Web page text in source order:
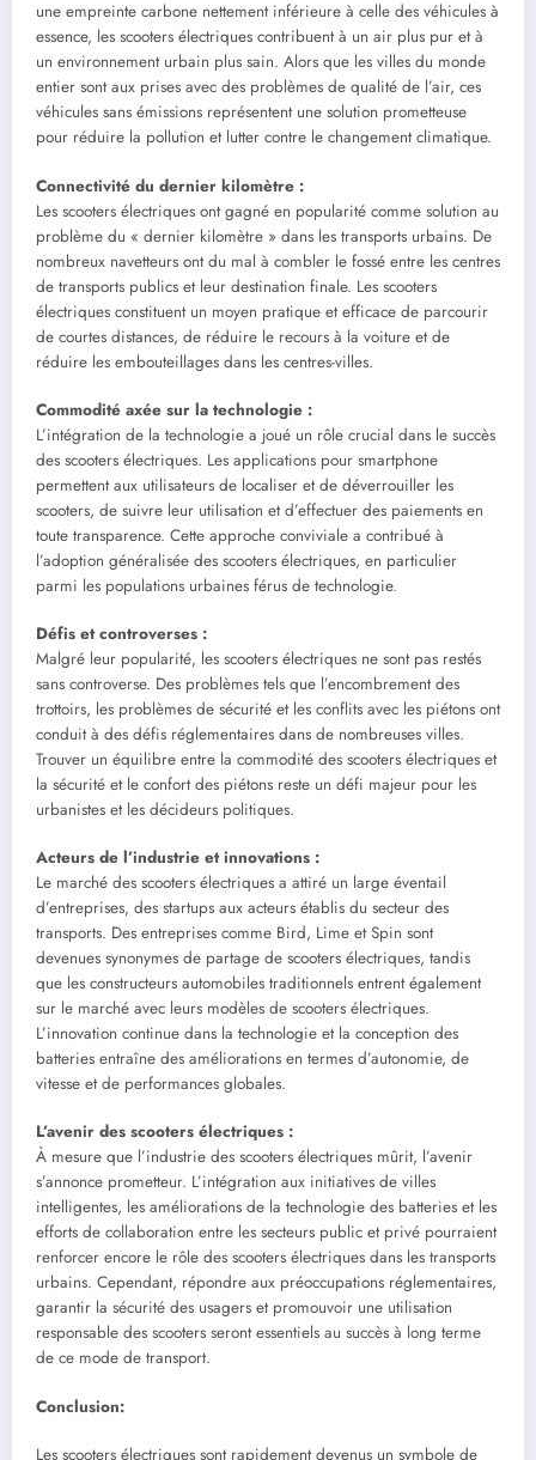
une empreinte carbone nettement inférieure à celle des véhicules à
essence, les scooters électriques contribuent à un air plus pur et à
un environnement urbain plus sain. Alors que les villes du monde
entier sont aux prises avec des problèmes de qualité de l’air, ces
véhicules sans émissions représentent une solution prometteuse
pour réduire la pollution et lutter contre le changement climatique.
Connectivité du dernier kilomètre :
Les scooters électriques ont gagné en popularité comme solution au
problème du « dernier kilomètre » dans les transports urbains. De
nombreux navetteurs ont du mal à combler le fossé entre les centres
de transports publics et leur destination finale. Les scooters
électriques constituent un moyen pratique et efficace de parcourir
de courtes distances, de réduire le recours à la voiture et de
réduire les embouteillages dans les centres-villes.
Commodité axée sur la technologie :
L’intégration de la technologie a joué un rôle crucial dans le succès
des scooters électriques. Les applications pour smartphone
permettent aux utilisateurs de localiser et de déverrouiller les
scooters, de suivre leur utilisation et d’effectuer des paiements en
toute transparence. Cette approche conviviale a contribué à
l’adoption généralisée des scooters électriques, en particulier
parmi les populations urbaines férus de technologie.
Défis et controverses :
Malgré leur popularité, les scooters électriques ne sont pas restés
sans controverse. Des problèmes tels que l’encombrement des
trottoirs, les problèmes de sécurité et les conflits avec les piétons ont
conduit à des défis réglementaires dans de nombreuses villes.
Trouver un équilibre entre la commodité des scooters électriques et
la sécurité et le confort des piétons reste un défi majeur pour les
urbanistes et les décideurs politiques.
Acteurs de l’industrie et innovations :
Le marché des scooters électriques a attiré un large éventail
d’entreprises, des startups aux acteurs établis du secteur des
transports. Des entreprises comme Bird, Lime et Spin sont
devenues synonymes de partage de scooters électriques, tandis
que les constructeurs automobiles traditionnels entrent également
sur le marché avec leurs modèles de scooters électriques.
L’innovation continue dans la technologie et la conception des
batteries entraîne des améliorations en termes d’autonomie, de
vitesse et de performances globales.
L’avenir des scooters électriques :
À mesure que l’industrie des scooters électriques mûrit, l’avenir
s’annonce prometteur. L’intégration aux initiatives de villes
intelligentes, les améliorations de la technologie des batteries et les
efforts de collaboration entre les secteurs public et privé pourraient
renforcer encore le rôle des scooters électriques dans les transports
urbains. Cependant, répondre aux préoccupations réglementaires,
garantir la sécurité des usagers et promouvoir une utilisation
responsable des scooters seront essentiels au succès à long terme
de ce mode de transport.
Conclusion:
Les scooters électriques sont rapidement devenus un symbole de